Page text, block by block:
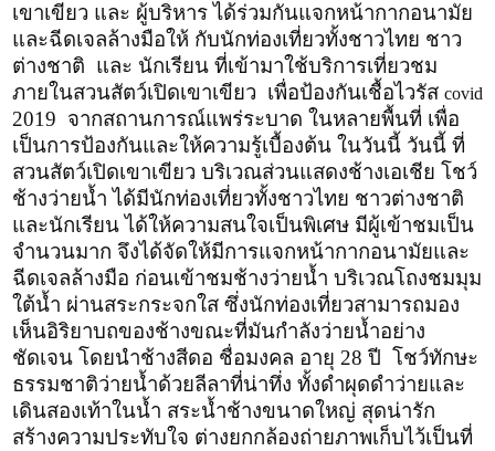
เขาเขียว และ ผู้บริหาร ได้ร่วมกันแจกหน้ากากอนามัย
และฉีดเจลล้างมือให้ กับนักท่องเที่ยวทั้งชาวไทย ชาว
ต่างชาติ และ นักเรียน ที่เข้ามาใช้บริการเที่ยวชม
ภายในสวนสัตว์เปิดเขาเขียว เพื่อป้องกันเชื้อไวรัส covid
2019 จากสถานการณ์แพร่ระบาด ในหลายพื้นที่ เพื่อ
เป็นการป้องกันและให้ความรู้เบื้องต้น ในวันนี้ วันนี้ ที่
สวนสัตว์เปิดเขาเขียว บริเวณส่วนแสดงช้างเอเชีย โชว์
ช้างว่ายน้ำ ได้มีนักท่องเที่ยวทั้งชาวไทย ชาวต่างชาติ
และนักเรียน ได้ให้ความสนใจเป็นพิเศษ มีผู้เข้าชมเป็น
จำนวนมาก จึงได้จัดให้มีการแจกหน้ากากอนามัยและ
ฉีดเจลล้างมือ ก่อนเข้าชมช้างว่ายน้ำ บริเวณโถงชมมุม
ใต้น้ำ ผ่านสระกระจกใส ซึ่งนักท่องเที่ยวสามารถมอง
เห็นอิริยาบถของช้างขณะที่มันกำลังว่ายน้ำอย่าง
ชัดเจน โดยนำช้างสีดอ ชื่อมงคล อายุ 28 ปี โชว์ทักษะ
ธรรมชาติว่ายน้ำด้วยลีลาที่น่าทึ่ง ทั้งดำผุดดำว่ายและ
เดินสองเท้าในน้ำ สระน้ำช้างขนาดใหญ่ สุดน่ารัก
สร้างความประทับใจ ต่างยกกล้องถ่ายภาพเก็บไว้เป็นที่